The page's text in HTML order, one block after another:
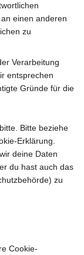
einen anderen
zu
Verarbeitung
entsprechen
Gründe für die
Bitte beziehe
Erklärung.
deine Daten
du hast auch das
zu
Cookie-